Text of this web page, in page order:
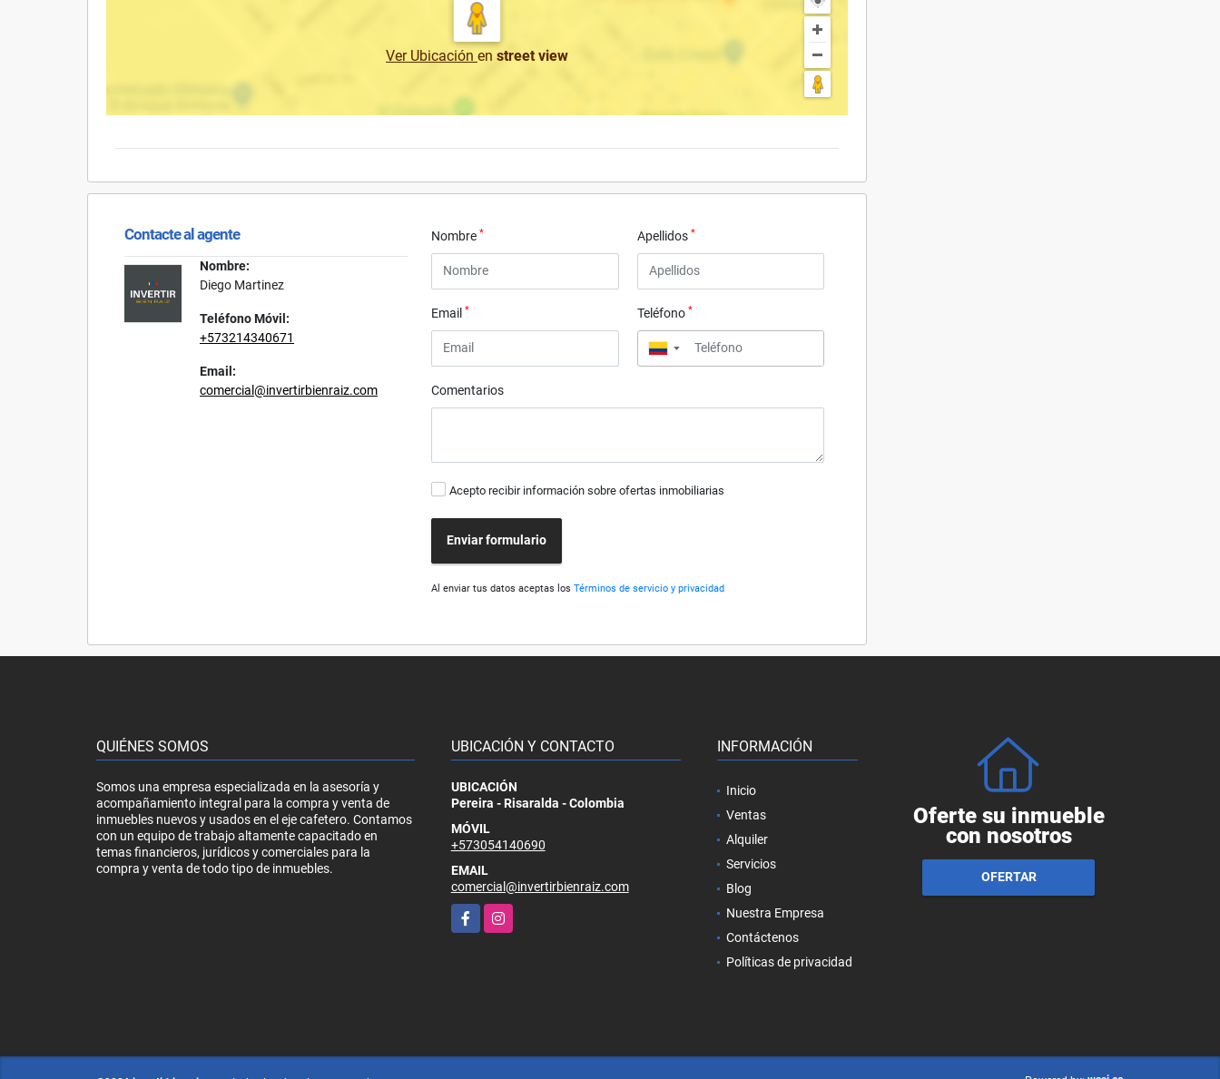
Ver Ubicación en street view
Contacte al agente
Nombre:
Diego Martinez
Teléfono Móvil:
+573214340671
Email:
comercial@invertirbienraiz.com
Nombre* Apellidos *
Email* Teléfono *
▼
Comentarios
Acepto recibir información sobre ofertas inmobiliarias
Enviar formulario
Al enviar tus datos aceptas losTérminos de servicio y privacidad
QUIÉNES SOMOS
Somos una empresa especializada en la asesoría y
acompañamiento integral para la compra y venta de
inmuebles nuevos y usados en el eje cafetero. Contamos
con un equipo de trabajo altamente capacitado en
temas financieros, jurídicos y comerciales para la
compra y venta de todo tipo de inmuebles.
UBICACIÓN Y CONTACTO
UBICACIÓN
Pereira - Risaralda - Colombia
MÓVIL
+573054140690
EMAIL
comercial@invertirbienraiz.com
FacebookInstagram
INFORMACIÓN
Inicio
Ventas
Alquiler
Servicios
Blog
Nuestra Empresa
Contáctenos
Políticas de privacidad
Oferte su inmueble
con nosotros
OFERTAR